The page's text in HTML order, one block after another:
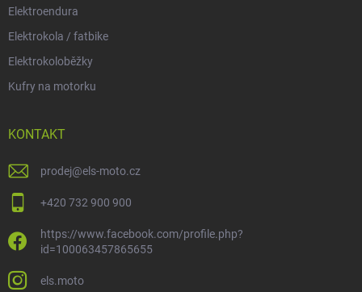
Elektroendura
Elektrokola / fatbike
Elektrokoloběžky
Kufry na motorku
KONTAKT
prodej@els-moto.cz
+420 732 900 900
https://www.facebook.com/profile.php?
id=100063457865655
els.moto